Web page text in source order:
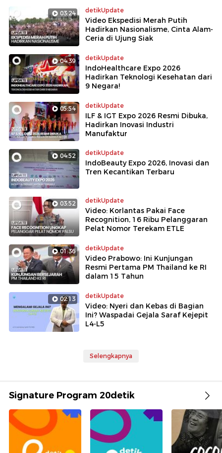
03:24 detikUpdate
Video Ekspedisi Merah Putih
Hadirkan Nasionalisme, Cinta Alam-
Ceria di Ujung Siak
04:39 detikUpdate
IndoHealthcare Expo 2026
Hadirkan Teknologi Kesehatan dari
9 Negara!
05:54 detikUpdate
ILF & IGT Expo 2026 Resmi Dibuka,
Hadirkan Inovasi Industri
Manufaktur
04:52 detikUpdate
IndoBeauty Expo 2026, Inovasi dan
Tren Kecantikan Terbaru
03:52 detikUpdate
Video: Korlantas Pakai Face
Recognition, 16 Ribu Pelanggaran
Pelat Nomor Terekam ETLE
01:36 detikUpdate
Video Prabowo: Ini Kunjungan
Resmi Pertama PM Thailand ke RI
dalam 15 Tahun
02:13 detikUpdate
Video: Nyeri dan Kebas di Bagian
Ini? Waspadai Gejala Saraf Kejepit
L4-L5
Selengkapnya
Signature Program 20detik